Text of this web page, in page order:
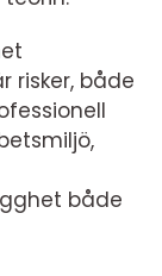
risker, både
både